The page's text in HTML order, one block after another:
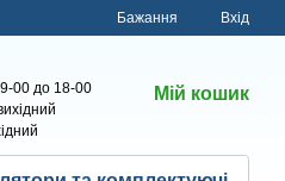
Бажання Вхід
до 18-00
Мій кошик